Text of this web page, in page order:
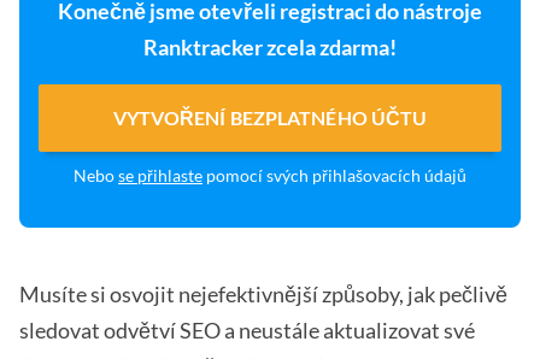
Konečně jsme otevřeli registraci do nástroje
Ranktracker zcela zdarma!
VYTVOŘENÍ BEZPLATNÉHO ÚČTU
Nebose přihlaste pomocí svých přihlašovacích údajů
Musíte si osvojit nejefektivnější způsoby, jak pečlivě
sledovat odvětví SEO a neustále aktualizovat své